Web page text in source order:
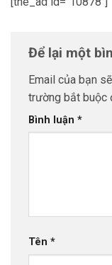
Để lại một
Email của bạn
trường bắt buộc
Bình luận *
Tên *